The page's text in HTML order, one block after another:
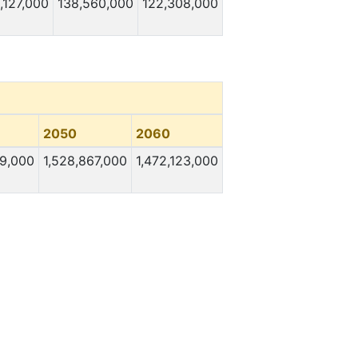
138,560,000 122,308,000
2050
2060
1,528,867,000 1,472,123,000